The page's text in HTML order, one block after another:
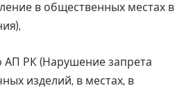
в общественных местах в
АП РК (Нарушение запрета
изделий, в местах, в